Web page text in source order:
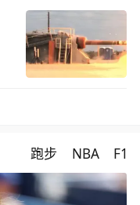
跑步 NBA F1